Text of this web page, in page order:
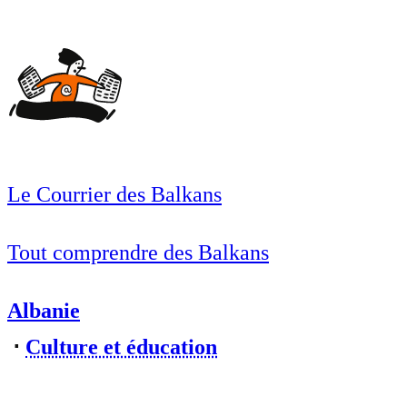
Le Courrier des Balkans
Tout comprendre des Balkans
Albanie
⋅ Culture et éducation